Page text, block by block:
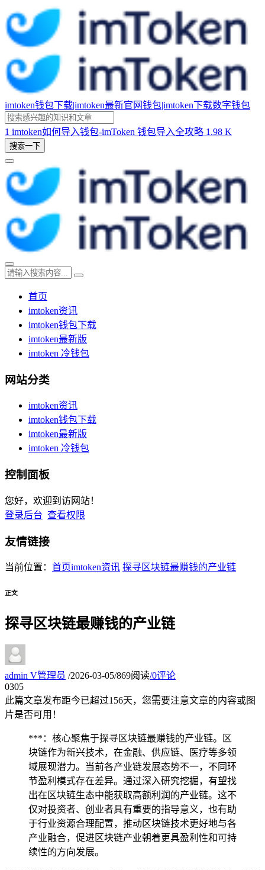
imtoken钱包下载|imtoken最新官网钱包|imtoken下载数字钱包
1 imtoken如何导入钱包-imToken 钱包导入全攻略 1.98 K
搜索一下
首页
imtoken资讯
imtoken钱包下载
imtoken最新版
imtoken 冷钱包
网站分类
imtoken资讯
imtoken钱包下载
imtoken最新版
imtoken 冷钱包
控制面板
您好，欢迎到访网站！
登录后台 查看权限
友情链接
当前位置： 首页imtoken资讯 探寻区块链最赚钱的产业链
正文
探寻区块链最赚钱的产业链
admin V管理员 /2026-03-05/869阅读/0评论
0305
此篇文章发布距今已超过156天，您需要注意文章的内容或图
片是否可用！
***：核心聚焦于探寻区块链最赚钱的产业链。区
块链作为新兴技术，在金融、供应链、医疗等多领
域展现潜力。当前各产业链发展态势不一，不同环
节盈利模式存在差异。通过深入研究挖掘，有望找
出在区块链生态中能获取高额利润的产业链。这不
仅对投资者、创业者具有重要的指导意义，也有助
于行业资源合理配置，推动区块链技术更好地与各
产业融合，促进区块链产业朝着更具盈利性和可持
续性的方向发展。